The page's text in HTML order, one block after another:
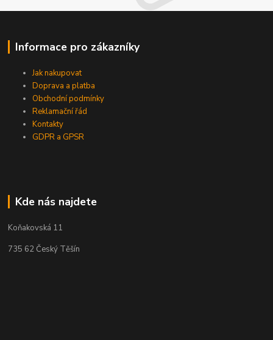
Informace pro zákazníky
Jak nakupovat
Doprava a platba
Obchodní podmínky
Reklamační řád
Kontakty
GDPR a GPSR
Kde nás najdete
Koňakovská 11
735 62 Český Těšín